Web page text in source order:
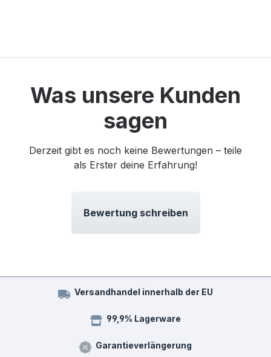
Was unsere Kunden
sagen
Derzeit gibt es noch keine Bewertungen – teile
als Erster deine Erfahrung!
Bewertung schreiben
Versandhandel innerhalb der EU
99,9% Lagerware
Garantieverlängerung